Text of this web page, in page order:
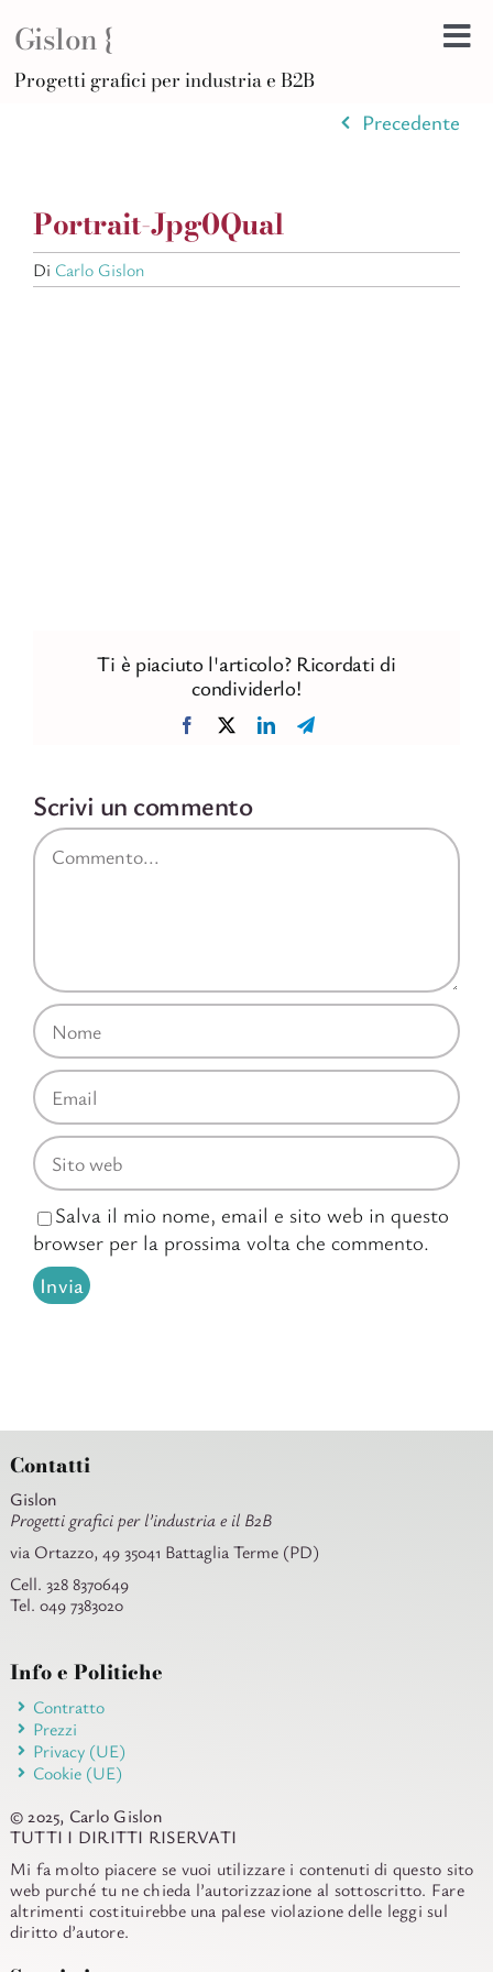
Gislon {
Progetti grafici per industria e B2B
Precedente
Portrait-Jpg0Qual
Di Carlo Gislon
Ti è piaciuto l'articolo? Ricordati di
condividerlo!
Facebook LinkedInTelegram
Scrivi un commento
Commento
Salva il mio nome, email e sito web in questo
browser per la prossima volta che commento.
Contatti
Gislon
Progetti grafici per l’industria e il B2B
via Ortazzo, 49 35041 Battaglia Terme (PD)
Cell. 328 8370649
Tel. 049 7383020
Info e Politiche
Contratto
Prezzi
Privacy (UE)
Cookie (UE)
© 2025, Carlo Gislon
TUTTI I DIRITTI RISERVATI
Mi fa molto piacere se vuoi utilizzare i contenuti di questo sito
web purché tu ne chieda l’autorizzazione al sottoscritto. Fare
altrimenti costituirebbe una palese violazione delle leggi sul
diritto d’autore.